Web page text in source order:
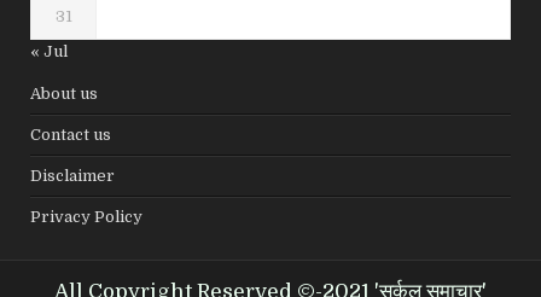
31
« Jul
About us
Contact us
Disclaimer
Privacy Policy
All Copyright Reserved ©-2021 'सर्कल समाचार'